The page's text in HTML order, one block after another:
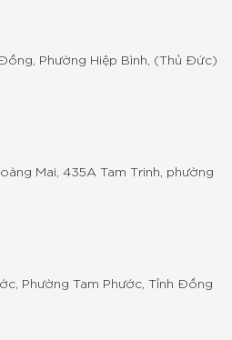
Phường Hiệp Bình, (Thủ Đức)
Mai, 435A Tam Trinh, phường
Phường Tam Phước, Tỉnh Đồng